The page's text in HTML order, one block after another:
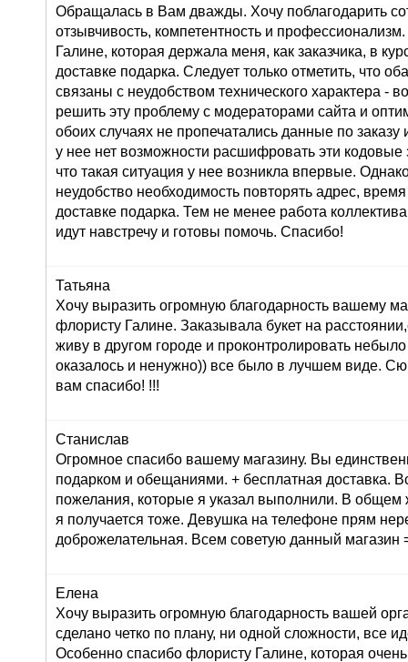
Обращалась в Вам дважды. Хочу поблагодарить
отзывчивость, компетентность и
Галине, которая держала меня, как заказчика, в
доставке подарка. Следует только отметить, что
связаны с неудобством технического характера -
решить эту проблему с модераторами сайта и
обоих случаях не пропечатались данные по заказу
у нее нет возможности расшифровать эти кодовые
что такая ситуация у нее возникла впервые.
неудобство необходимость повторять адрес,
доставке подарка. Тем не менее работа
идут навстречу и готовы помочь. Спасибо!
Татьяна
Хочу выразить огромную благодарность вашему
флористу Галине. Заказывала букет на
живу в другом городе и проконтролировать
оказалось и ненужно)) все было в лучшем виде.
вам спасибо! !!!
Станислав
Огромное спасибо вашему магазину. Вы
подарком и обещаниями. + бесплатная доставка.
пожелания, которые я указал выполнили. В общем
я получается тоже. Девушка на телефоне прям
доброжелательная. Всем советую данный магазин
Елена
Хочу выразить огромную благодарность вашей
сделано четко по плану, ни одной сложности, все
Особенно спасибо флористу Галине, которая